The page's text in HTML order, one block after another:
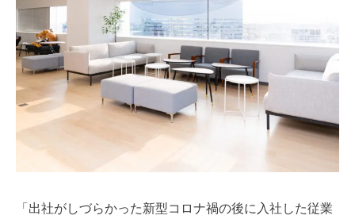
「出社がしづらかった新型コロナ禍の後に入社した従業